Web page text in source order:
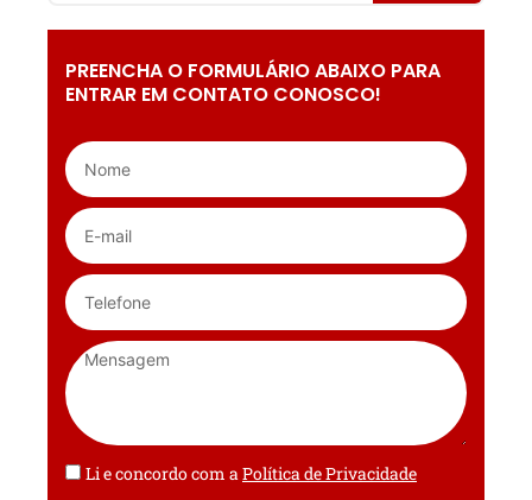
PREENCHA O FORMULÁRIO ABAIXO PARA
ENTRAR EM CONTATO CONOSCO!
Li e concordo com aPolítica de Privacidade